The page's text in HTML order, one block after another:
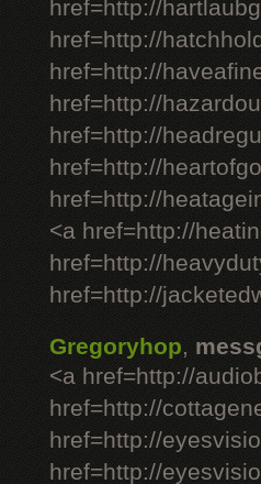
href=http://
href=http://
href=http://
href=http://
href=http://
href=http://
href=http://
<a href=http://
href=http://
href=http://
Gregoryhop,
<a href=http://
href=http://
href=http://
href=http://